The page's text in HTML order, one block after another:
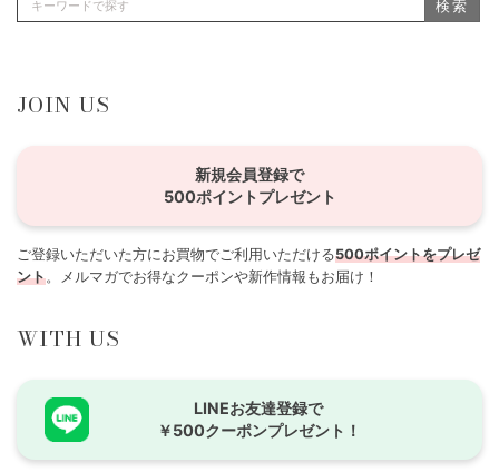
検索
JOIN US
新規会員登録で
500ポイントプレゼント
ご登録いただいた方にお買物でご利用いただける500ポイントをプレゼ
ント。メルマガでお得なクーポンや新作情報もお届け！
WITH US
LINEお友達登録で
￥500クーポンプレゼント！